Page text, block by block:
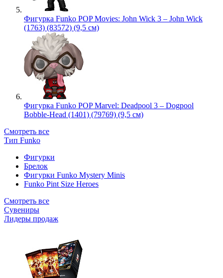
Фигурка Funko POP Movies: John Wick 3 – John Wick
(1763) (83572) (9,5 см)
Фигурка Funko POP Marvel: Deadpool 3 – Dogpool
Bobble-Head (1401) (79769) (9,5 см)
Смотреть все
Тип Funko
Фигурки
Брелок
Фигурки Funko Mystery Minis
Funko Pint Size Heroes
Смотреть все
Сувениры
Лидеры продаж